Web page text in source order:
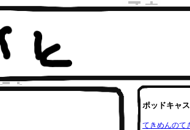
ポッドキャ
てきめんのて